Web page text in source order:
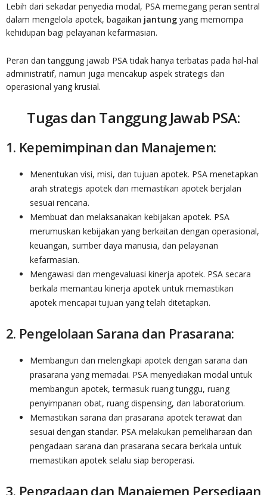
Lebih dari sekadar penyedia modal, PSA memegang peran sentral
dalam mengelola apotek, bagaikan jantung yang memompa
kehidupan bagi pelayanan kefarmasian.
Peran dan tanggung jawab PSA tidak hanya terbatas pada hal-hal
administratif, namun juga mencakup aspek strategis dan
operasional yang krusial.
Tugas dan Tanggung Jawab PSA:
1. Kepemimpinan dan Manajemen:
Menentukan visi, misi, dan tujuan apotek. PSA menetapkan
arah strategis apotek dan memastikan apotek berjalan
sesuai rencana.
Membuat dan melaksanakan kebijakan apotek. PSA
merumuskan kebijakan yang berkaitan dengan operasional,
keuangan, sumber daya manusia, dan pelayanan
kefarmasian.
Mengawasi dan mengevaluasi kinerja apotek. PSA secara
berkala memantau kinerja apotek untuk memastikan
apotek mencapai tujuan yang telah ditetapkan.
2. Pengelolaan Sarana dan Prasarana:
Membangun dan melengkapi apotek dengan sarana dan
prasarana yang memadai. PSA menyediakan modal untuk
membangun apotek, termasuk ruang tunggu, ruang
penyimpanan obat, ruang dispensing, dan laboratorium.
Memastikan sarana dan prasarana apotek terawat dan
sesuai dengan standar. PSA melakukan pemeliharaan dan
pengadaan sarana dan prasarana secara berkala untuk
memastikan apotek selalu siap beroperasi.
3. Pengadaan dan Manajemen Persediaan